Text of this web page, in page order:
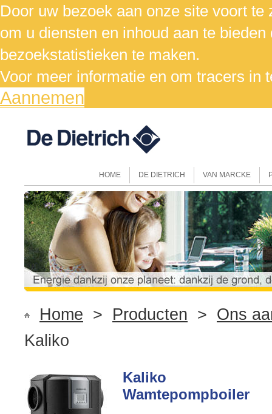
Door uw bezoek aan onze site voort
om u diensten en inhoud aan te
bezoekstatistieken te maken.
Voor meer informatie en om tracers in
Aannemen
HOME DE DIETRICH VAN MARCKE
Home > Producten > Ons
Kaliko
Kaliko
Wamtepompboiler